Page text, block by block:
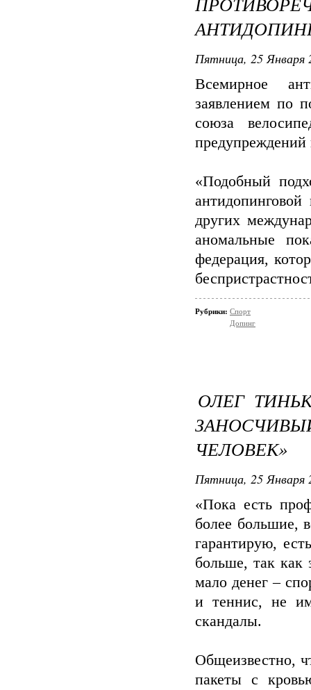
Пятница, 25 Января
Всемирное
заявлением по
союза
предупреждений
«Подобный
других
аномальные
федерация,
Рубрики: Спорт
Допинг
ОЛЕГ
ЧЕЛОВЕК»
Пятница, 25 Января
«Пока есть
более большие,
гарантирую,
больше, так
мало денег –
и теннис, не
скандалы.
Общеизвестно,
пакеты с